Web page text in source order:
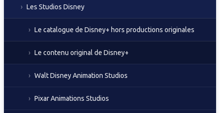
Les Studios Disney
Le catalogue de Disney+ hors productions originales
Le contenu original de Disney+
Walt Disney Animation Studios
Pixar Animations Studios